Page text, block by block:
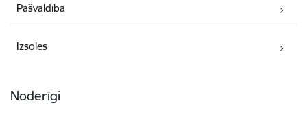
Pašvaldība
Izsoles
Noderīgi